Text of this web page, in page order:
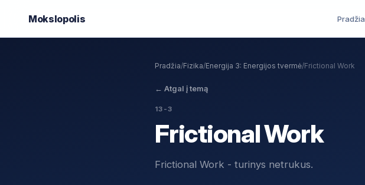
Mokslopolis Pradžia
Pradžia/Fizika/Energija 3: Energijos tvermė/Frictional Work
← Atgal į temą
13-3
Frictional Work
Frictional Work - turinys netrukus.